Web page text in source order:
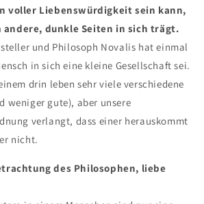
voller Liebenswürdigkeit sein kann,
andere, dunkle Seiten in sich trägt.
und Philosoph Novalis hat einmal
in sich eine kleine Gesellschaft sei.
drin leben sehr viele verschiedene
weniger gute), aber unsere
verlangt, dass einer herauskommt
nicht.
des Philosophen, liebe